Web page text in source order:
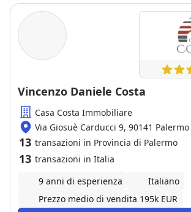
Vincenzo Daniele Costa
Casa Costa Immobiliare
Via Giosuè Carducci 9, 90141 Palermo
13 transazioni in Provincia di Palermo
13 transazioni in Italia
9 anni di esperienza
Italiano
Prezzo medio di vendita 195k EUR